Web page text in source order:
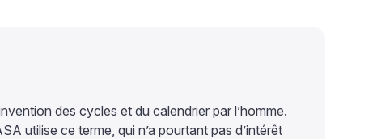
des cycles et du calendrier par l’homme.
utilise ce terme, qui n’a pourtant pas d’intérêt